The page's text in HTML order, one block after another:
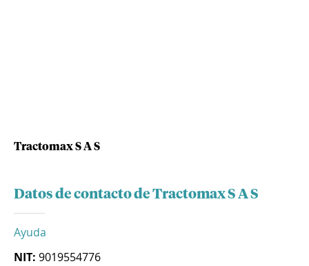
Tractomax S A S
Datos de contacto de Tractomax S A S
Ayuda
NIT: 9019554776